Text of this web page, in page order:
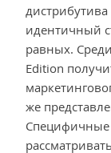
идентичный
равных.
Edition
же
Специфичные